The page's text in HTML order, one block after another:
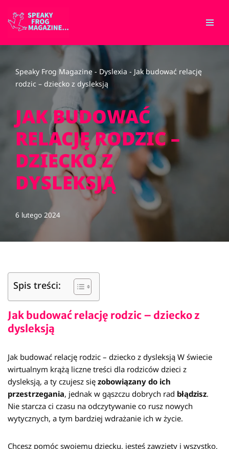
Przejdź
Speaky Frog Magazine - Dyslexia - Jak budować relację
rodzic – dziecko z dysleksją
JAK BUDOWAĆ
RELACJĘ RODZIC –
DZIECKO Z
DYSLEKSJĄ
6 lutego 2024
Spis treści:
Jak budować relację rodzic – dziecko z
dysleksją
Jak budować relację rodzic – dziecko z dysleksją W świecie
wirtualnym krążą liczne treści dla rodziców dzieci z
dysleksją, a ty czujesz się zobowiązany do ich
przestrzegania, jednak w gąszczu dobrych rad błądzisz.
Nie starcza ci czasu na odczytywanie co rusz nowych
wytycznych, a tym bardziej wdrażanie ich w życie.
Chcesz pomóc swojemu dziecku, jesteś zawzięty i wszystko,